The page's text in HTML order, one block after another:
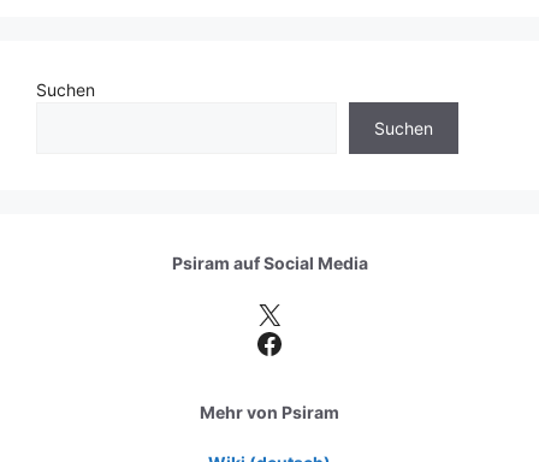
Suchen
Suchen
Psiram aufSocial Media
X
Facebook
Mehr von Psiram